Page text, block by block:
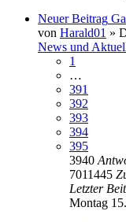
Neuer Beitrag
von Harald01 »
News und
1
…
391
392
393
394
395
3940
7011445
Letzter
Montag